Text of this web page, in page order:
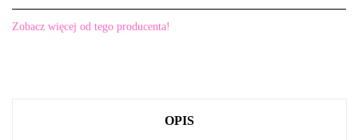
Zobacz więcej od tego producenta!
OPIS